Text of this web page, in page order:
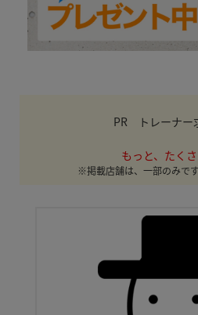
PR トレーナー
もっと、たく
※掲載店舗は、一部のみで